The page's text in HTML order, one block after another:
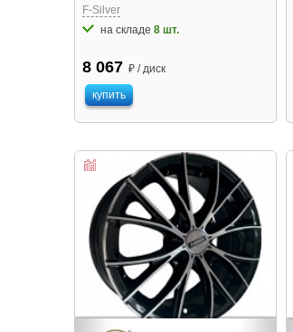
F-Silver
на складе 8 шт.
8 067 ₽ / диск
купить